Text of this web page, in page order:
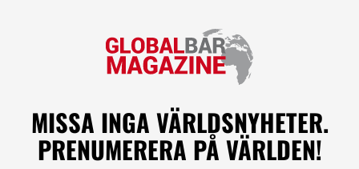
MISSA INGA VÄRLDSNYHETER.
PRENUMERERA PÅ VÄRLDEN!